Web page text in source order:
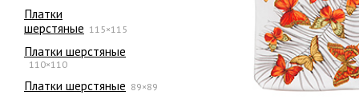
Платки
шерстяные 115×115
Платки шерстяные
110×110
Платки шерстяные 89×89